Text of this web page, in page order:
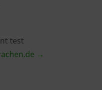
test
→